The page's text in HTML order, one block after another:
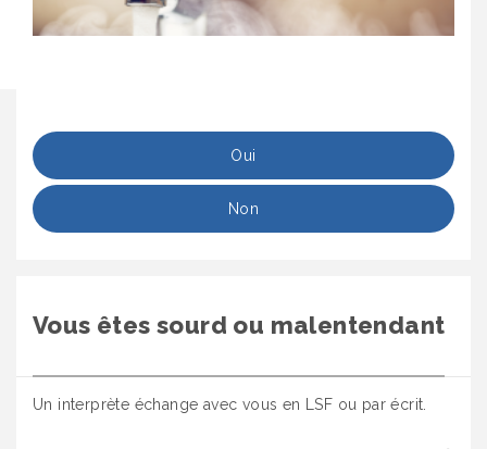
Oui
Non
Vous êtes sourd ou malentendant
Un interprète échange avec vous en LSF ou par écrit.